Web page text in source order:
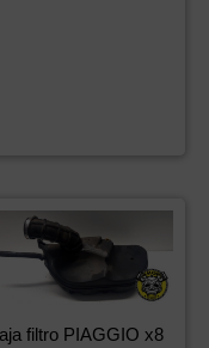
filtro PIAGGIO x8